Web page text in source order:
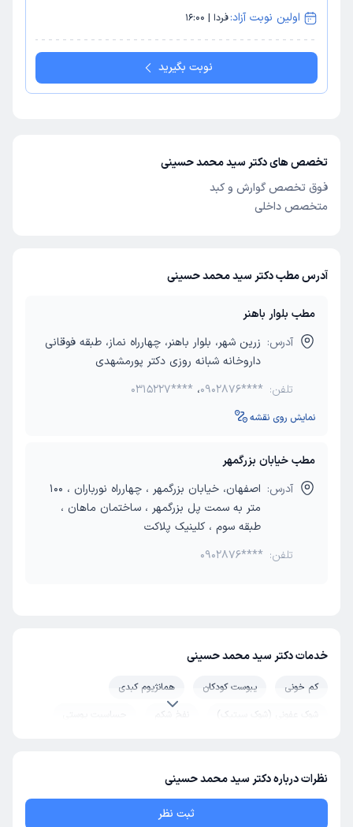
اولین نوبت آزاد:فردا | 16:00
نوبت بگیرید
تخصص های دکتر سید محمد حسینی
فوق تخصص گوارش و کبد
متخصص داخلی
آدرس مطب دکتر سید محمد حسینی
مطب بلوار باهنر
آدرس: زرین شهر، بلوار باهنر، چهارراه نماز، طبقه فوقانی
داروخانه شبانه روزی دکتر پورمشهدی
تلفن:
0315227**** ،0902876****
نمایش روی نقشه
مطب خیابان بزرگمهر
آدرس:
اصفهان، خیابان بزرگمهر ، چهارراه نورباران ، 100
متر به سمت پل بزرگمهر ، ساختمان ماهان ،
طبقه سوم ، کلینیک پلاکت
تلفن: 0902876****
خدمات دکتر سید محمد حسینی
کم خونی یبوست کودکان
همانژیوم کبدی
شوک عفونی (شوک سپتیک)
نفخ شکم
حساسیت پوستی
عدم تحمل گلوتن (حساسیت به گلوتن)
درمان اختلال خواب
سندروم شوگرن
بیماری لایم
نظرات درباره دکتر سید محمد حسینی
ثبت نظر